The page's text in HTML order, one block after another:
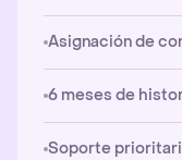
Asignación de
6 meses de
Soporte